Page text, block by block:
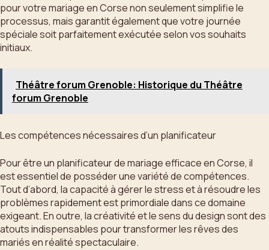
pour votre mariage en Corse non seulement simplifie le
processus, mais garantit également que votre journée
spéciale soit parfaitement exécutée selon vos souhaits
initiaux.
Théâtre forum Grenoble: Historique du Théâtre
forum Grenoble
Les compétences nécessaires d’un planificateur
Pour être un planificateur de mariage efficace en Corse, il
est essentiel de posséder une variété de compétences.
Tout d’abord, la capacité à gérer le stress et à résoudre les
problèmes rapidement est primordiale dans ce domaine
exigeant. En outre, la créativité et le sens du design sont des
atouts indispensables pour transformer les rêves des
mariés en réalité spectaculaire.